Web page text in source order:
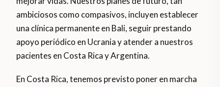
ambiciosos como compasivos, incluyen establecer
una clínica permanente en Bali, seguir prestando
apoyo periódico en Ucrania y atender a nuestros
pacientes en Costa Rica y Argentina.
En Costa Rica, tenemos previsto poner en marcha